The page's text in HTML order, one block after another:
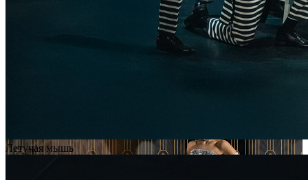
Летучая мышь